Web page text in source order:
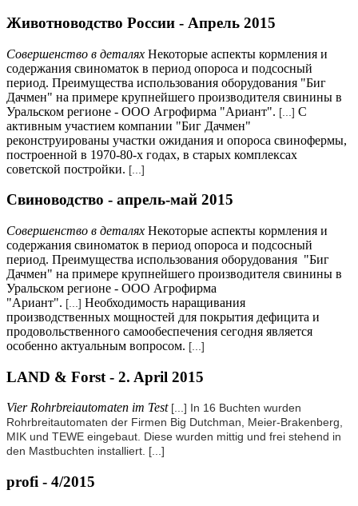
Животноводство России - Апрель 2015
Совершенство в деталях Некоторые аспекты кормления и
содержания свиноматок в период опороса и подсосный
период. Преимущества использования оборудования "Биг
Дачмен" на примере крупнейшего производителя свинины в
Уральском регионе - ООО Агрофирма "Ариант". [...] С
активным участием компании "Биг Дачмен"
реконструированы участки ожидания и опороса свинофермы,
построенной в 1970-80-х годах, в старых комплексах
советской постройки. [...]
Свиноводство - апрель-май 2015
Совершенство в деталях Некоторые аспекты кормления и
содержания свиноматок в период опороса и подсосный
период. Преимущества использования оборудования "Биг
Дачмен" на примере крупнейшего производителя свинины в
Уральском регионе - ООО Агрофирма
"Ариант". [...] Необходимость наращивания
производственных мощностей для покрытия дефицита и
продовольственного самообеспечения сегодня является
особенно актуальным вопросом. [...]
LAND & Forst - 2. April 2015
Vier Rohrbreiautomaten im Test [...] In 16 Buchten wurden
Rohrbreitautomaten der Firmen Big Dutchman, Meier-Brakenberg,
MIK und TEWE eingebaut. Diese wurden mittig und frei stehend in
den Mastbuchten installiert. [...]
profi - 4/2015